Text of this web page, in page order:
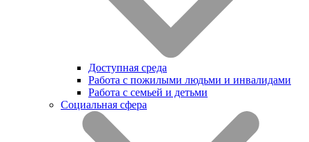
Доступная среда
Работа с пожилыми людьми и инвалидами
Работа с семьей и детьми
Социальная сфера